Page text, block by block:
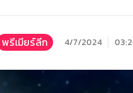
พรีเมียร์ลีก 4/7/2024